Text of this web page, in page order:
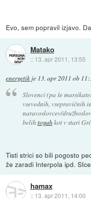
Evo, sem popravil izjavo.
Matako
:: 13. apr 2011, 13:55
energetik je 13. apr 2011 ob
Slovenci (pa še
vsevednih, vsepravičnih
naravoslovcev/
belihtogahkot v stari
Tisti strici so bili pogosto
že zaradi Interpola ipd.
hamax
:: 13. apr 2011, 14:00